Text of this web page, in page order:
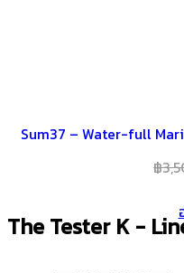
Sum37 – Water-full
฿
The Tester K -